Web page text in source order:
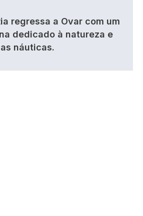
regressa a Ovar com um
dedicado à natureza e
náuticas.